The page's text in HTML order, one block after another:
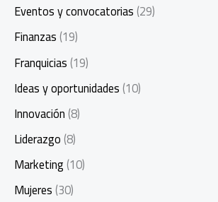
Eventos y convocatorias(29)
Finanzas(19)
Franquicias(19)
Ideas y oportunidades(10)
Innovación(8)
Liderazgo(8)
Marketing(10)
Mujeres(30)